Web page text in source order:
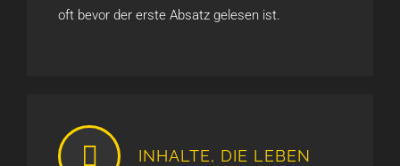
oft bevor der erste Absatz gelesen ist.
INHALTE, DIE LEBEN